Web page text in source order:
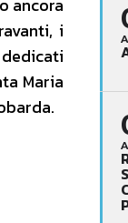
ancora
i
Maria